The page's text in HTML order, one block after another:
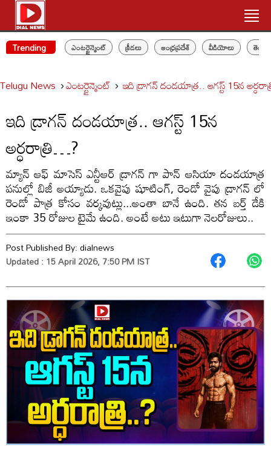
Trending ఎంటర్టైన్మెంట్ క్రీడలు ఆంధ్రప్రదేశ్ వీడియోలు
Telugu News ఎంటర్టైన్మెంట్ ఇది డ్రాగన్ దండయాత్ర.. ఆగస్ట్ 15న
ఇది డ్రాగన్ దండయాత్ర.. ఆగస్ట్ 15న
అర్ధరాత్రి…?
మ్యాన్ ఆఫ్ మాసెస్ ఎన్టీఆర్ డ్రాగన్ గా పాన్ ఆసియా దండయాత్ర
పనుల్లో బిజీ అయ్యాడు. ఒకవైపు షూటింగ్, రెండో వైపు డ్రాగన్ లో
రెండో పాత్ర కోసం వర్కవుట్లు...అంతా బానే ఉంది. తన బర్త్ డేకి
ఇంకా 35 రోజుల టైమే ఉంది. అంటే అటు ఇటుగా నెలరోజులు..
Post Published By:dialnews
Updated : 15 April 2026, 7:50 PM IST